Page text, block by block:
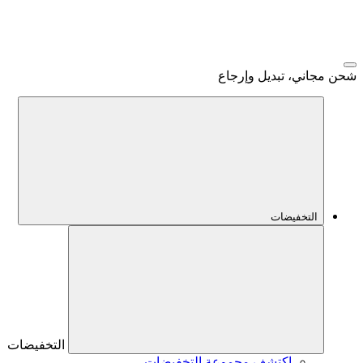
شحن مجاني، تبديل وإرجاع
التخفيضات
التخفيضات